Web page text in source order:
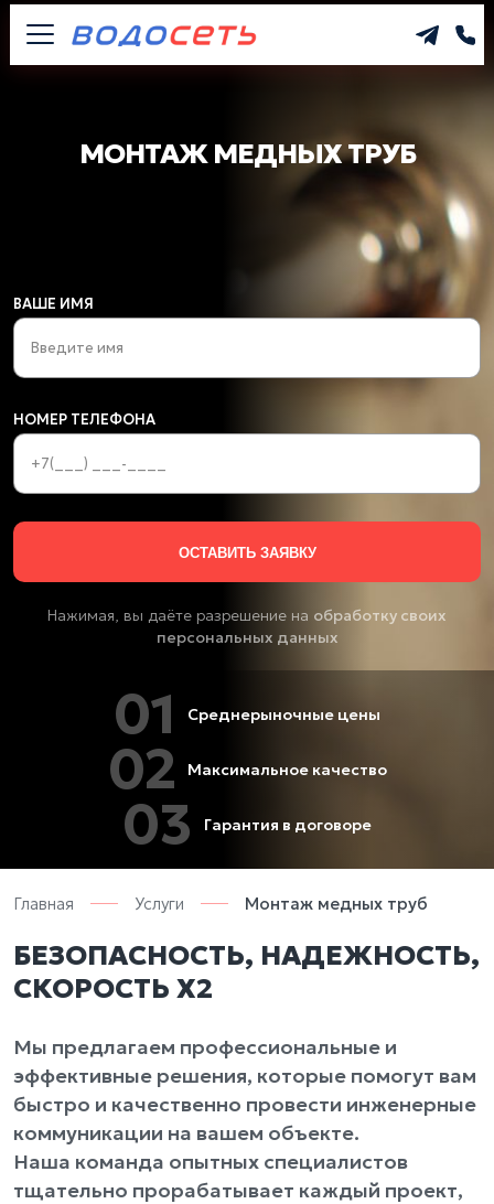
МОНТАЖ МЕДНЫХ ТРУБ
ВАШЕ ИМЯ
НОМЕР ТЕЛЕФОНА
Нажимая, вы даёте разрешение на обработку своих
персональных данных
01 Среднерыночные цены
02 Максимальное качество
03 Гарантия в договоре
Главная Услуги Монтаж медных труб
БЕЗОПАСНОСТЬ, НАДЕЖНОСТЬ,
СКОРОСТЬ Х2
Мы предлагаем профессиональные и
эффективные решения, которые помогут вам
быстро и качественно провести инженерные
коммуникации на вашем объекте.
Наша команда опытных специалистов
тщательно прорабатывает каждый проект,